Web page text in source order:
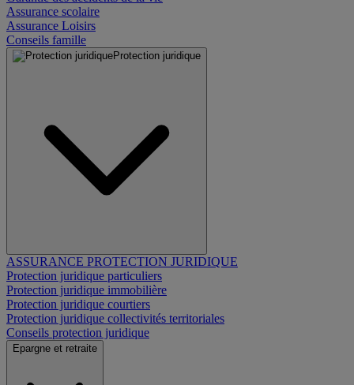
Assurance scolaire
Assurance Loisirs
Conseils famille
Protection juridique
ASSURANCE PROTECTION JURIDIQUE
Protection juridique particuliers
Protection juridique immobilière
Protection juridique courtiers
Protection juridique collectivités territoriales
Conseils protection juridique
Epargne et retraite